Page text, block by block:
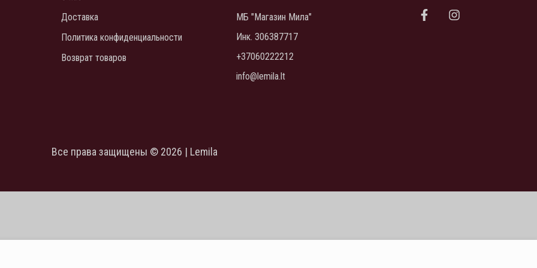
Доставка
Политика конфиденциальности
Возврат товаров
МБ "Магазин Мила"
Инк. 306387717
+37060222212
info@lemila.lt
Все права защищены © 2026 | Lemila